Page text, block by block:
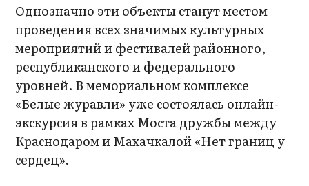
Однозначно эти объекты станут местом
проведения всех значимых культурных
мероприятий и фестивалей районного,
республиканского и федерального
уровней. В мемориальном комплексе
«Белые журавли» уже состоялась онлайн-
экскурсия в рамках Моста дружбы между
Краснодаром и Махачкалой «Нет границ у
сердец».